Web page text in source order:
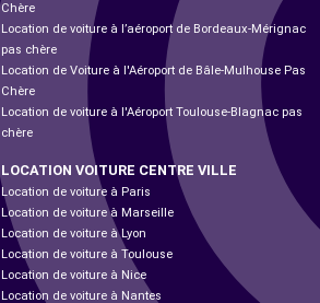
Chère
Location de voiture à l’aéroport de Bordeaux-Mérignac
pas chère
Location de Voiture à l'Aéroport de Bâle-Mulhouse Pas
Chère
Location de voiture à l'Aéroport Toulouse-Blagnac pas
chère
LOCATION VOITURE CENTRE VILLE
Location de voiture à Paris
Location de voiture à Marseille
Location de voiture à Lyon
Location de voiture à Toulouse
Location de voiture à Nice
Location de voiture à Nantes